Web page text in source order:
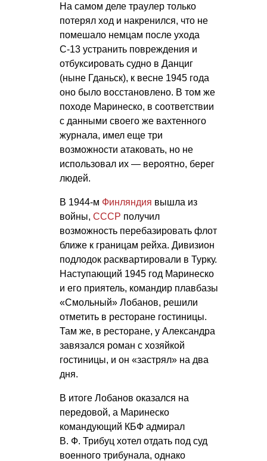
На самом деле траулер только
потерял ход и накренился, что не
помешало немцам после ухода
С-13 устранить повреждения и
отбуксировать судно в Данциг
(ныне Гданьск), к весне 1945 года
оно было восстановлено. В том же
походе Маринеско, в соответствии
с данными своего же вахтенного
журнала, имел еще три
возможности атаковать, но не
использовал их — вероятно, берег
людей.
В 1944-м Финляндия вышла из
войны, СССР получил
возможность перебазировать флот
ближе к границам рейха. Дивизион
подлодок расквартировали в Турку.
Наступающий 1945 год Маринеско
и его приятель, командир плавбазы
«Смольный» Лобанов, решили
отметить в ресторане гостиницы.
Там же, в ресторане, у Александра
завязался роман с хозяйкой
гостиницы, и он «застрял» на два
дня.
В итоге Лобанов оказался на
передовой, а Маринеско
командующий КБФ адмирал
В. Ф. Трибуц хотел отдать под суд
военного трибунала, однако